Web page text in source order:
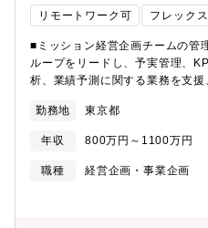
卒業間もないメンバー（5～10名
の業務選定、進捗確認、チーム内
面談の実施や個人目標の進捗管
メント）・チームメンバーの一
が必要なことの計画立案、スケジ
https://www.pwc.com/jp/ja/
50名に分かれています・各ユニ
れています■働き方・実働7時間
ーダーからユニットリーダー、
リモートワーク可 フレック
■ミッション経営企画チームの管
ループをリードし、予実管理、
析、業績予測に関する業務を支
理解したうえで、データに基づ
門運営に貢献していただきます
約社員などで構成されるチーム
りながら、業務プロセス改善や
制を強化するための募集です。
勤務地 東京都
年収 800万円～1100万円
職種
経営企画・事業企画